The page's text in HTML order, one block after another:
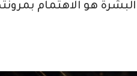
هو الاهتمام